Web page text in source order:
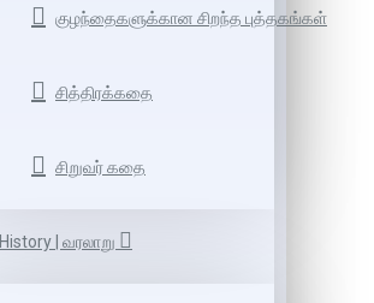
குழந்தைகளுக்கான சிறந்த புத்தகங்கள்
சித்திரக்கதை
சிறுவர் கதை
History | வரலாறு